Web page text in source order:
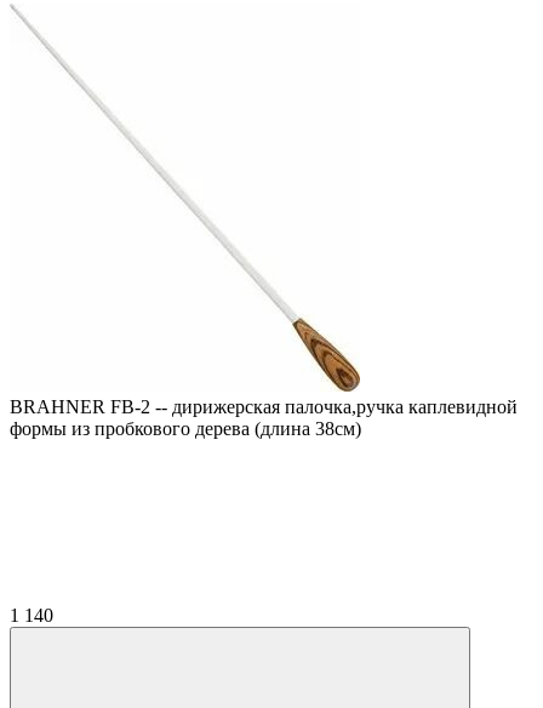
BRAHNER FB-2 -- дирижерская палочка,ручка каплевидной
формы из пробкового дерева (длина 38см)
1 140